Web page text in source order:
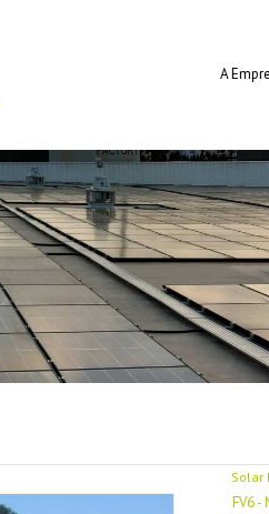
A
Solar
FV6 -